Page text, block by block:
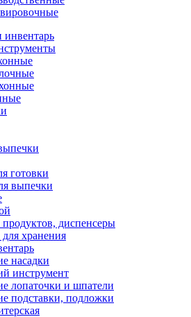
инвентарь
готовки
выпечки
диспенсеры
хранения
насадки
инструмент
лопаточки и шпатели
подставки, подложки